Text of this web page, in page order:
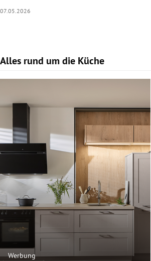
07.05.2026
Alles rund um die Küche
Slide 1 von 17
Werbung